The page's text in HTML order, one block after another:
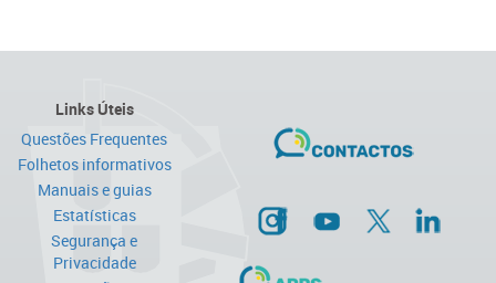
Links Úteis
Questões Frequentes
Folhetos informativos
Manuais e guias
Estatísticas
Segurança e
Privacidade